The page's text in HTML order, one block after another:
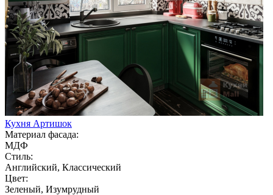
Кухня Артишок
Материал фасада:
МДФ
Стиль:
Английский, Классический
Цвет:
Зеленый, Изумрудный